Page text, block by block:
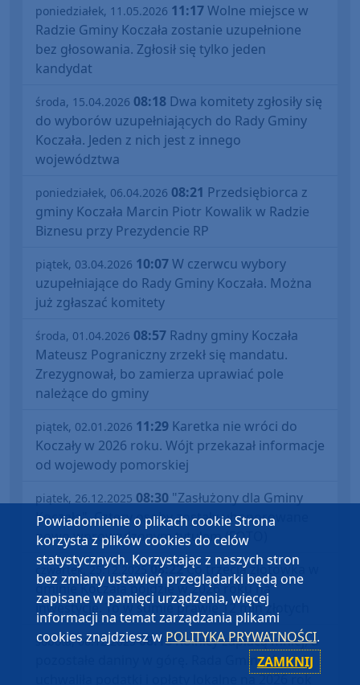
poniedziałek, 11.05.2026 11:17Wolne miejsce w
Radzie Gminy Koczała zostanie uzupełnione
bez głosowania. Zgłosił się tylko jeden
kandydat
środa, 15.04.2026 08:18 Dwa komitety zgłosiły się
do wyborów uzupełniających do Rady Gminy
Koczała. Jeden z nich jest z innego
województwa
poniedziałek, 06.04.2026 08:21 Przedsiębiorca z
gminy Koczała Marcin Piotr Kowalik w Radzie
Biznesu przy Prezydencie RP
piątek, 03.04.2026 10:07W czerwcu wybory
uzupełniające do Rady Gminy Koczała. Można
już zgłaszać komitety
środa, 01.04.2026 08:57 Radny gminy Koczała
Mateusz Pograniczny zrzekł się mandatu.
Zrezygnował, bo zamierza uprawiać pole
należące do gminy
piątek, 02.01.2026 11:29 Karetka nie wróci do
Koczały w 2026 roku. Wójt przekazał informacje
od wojewody pomorskiej
piątek, 26.12.2025 08:30 "Zasłużony dla Gminy
Koczała". Cztery osoby zostały uhonorowane
nowo wprowadzonym tytułem (FOTO)
czwartek, 25.12.2025 08:22Co trzecia złotówka w
gminie Koczała pójdzie w 2026 roku na
inwestycje. To w sumie prawie 12 mln złotych
sobota, 06.12.2025 08:18Rolnicy zapłacą mniej, a
pozostałe daniny w górę. Rada Gminy Koczała
uchwaliła podatki i opłaty lokalne na 2026 rok
Powiadomienie o plikach cookie Strona
korzysta z plików cookies do celów
statystycznych. Korzystając z naszych stron
bez zmiany ustawień przeglądarki będą one
zapisane w pamięci urządzenia, więcej
informacji na temat zarządzania plikami
cookies znajdziesz w POLITYKA PRYWATNOŚCI.
ZAMKNIJ